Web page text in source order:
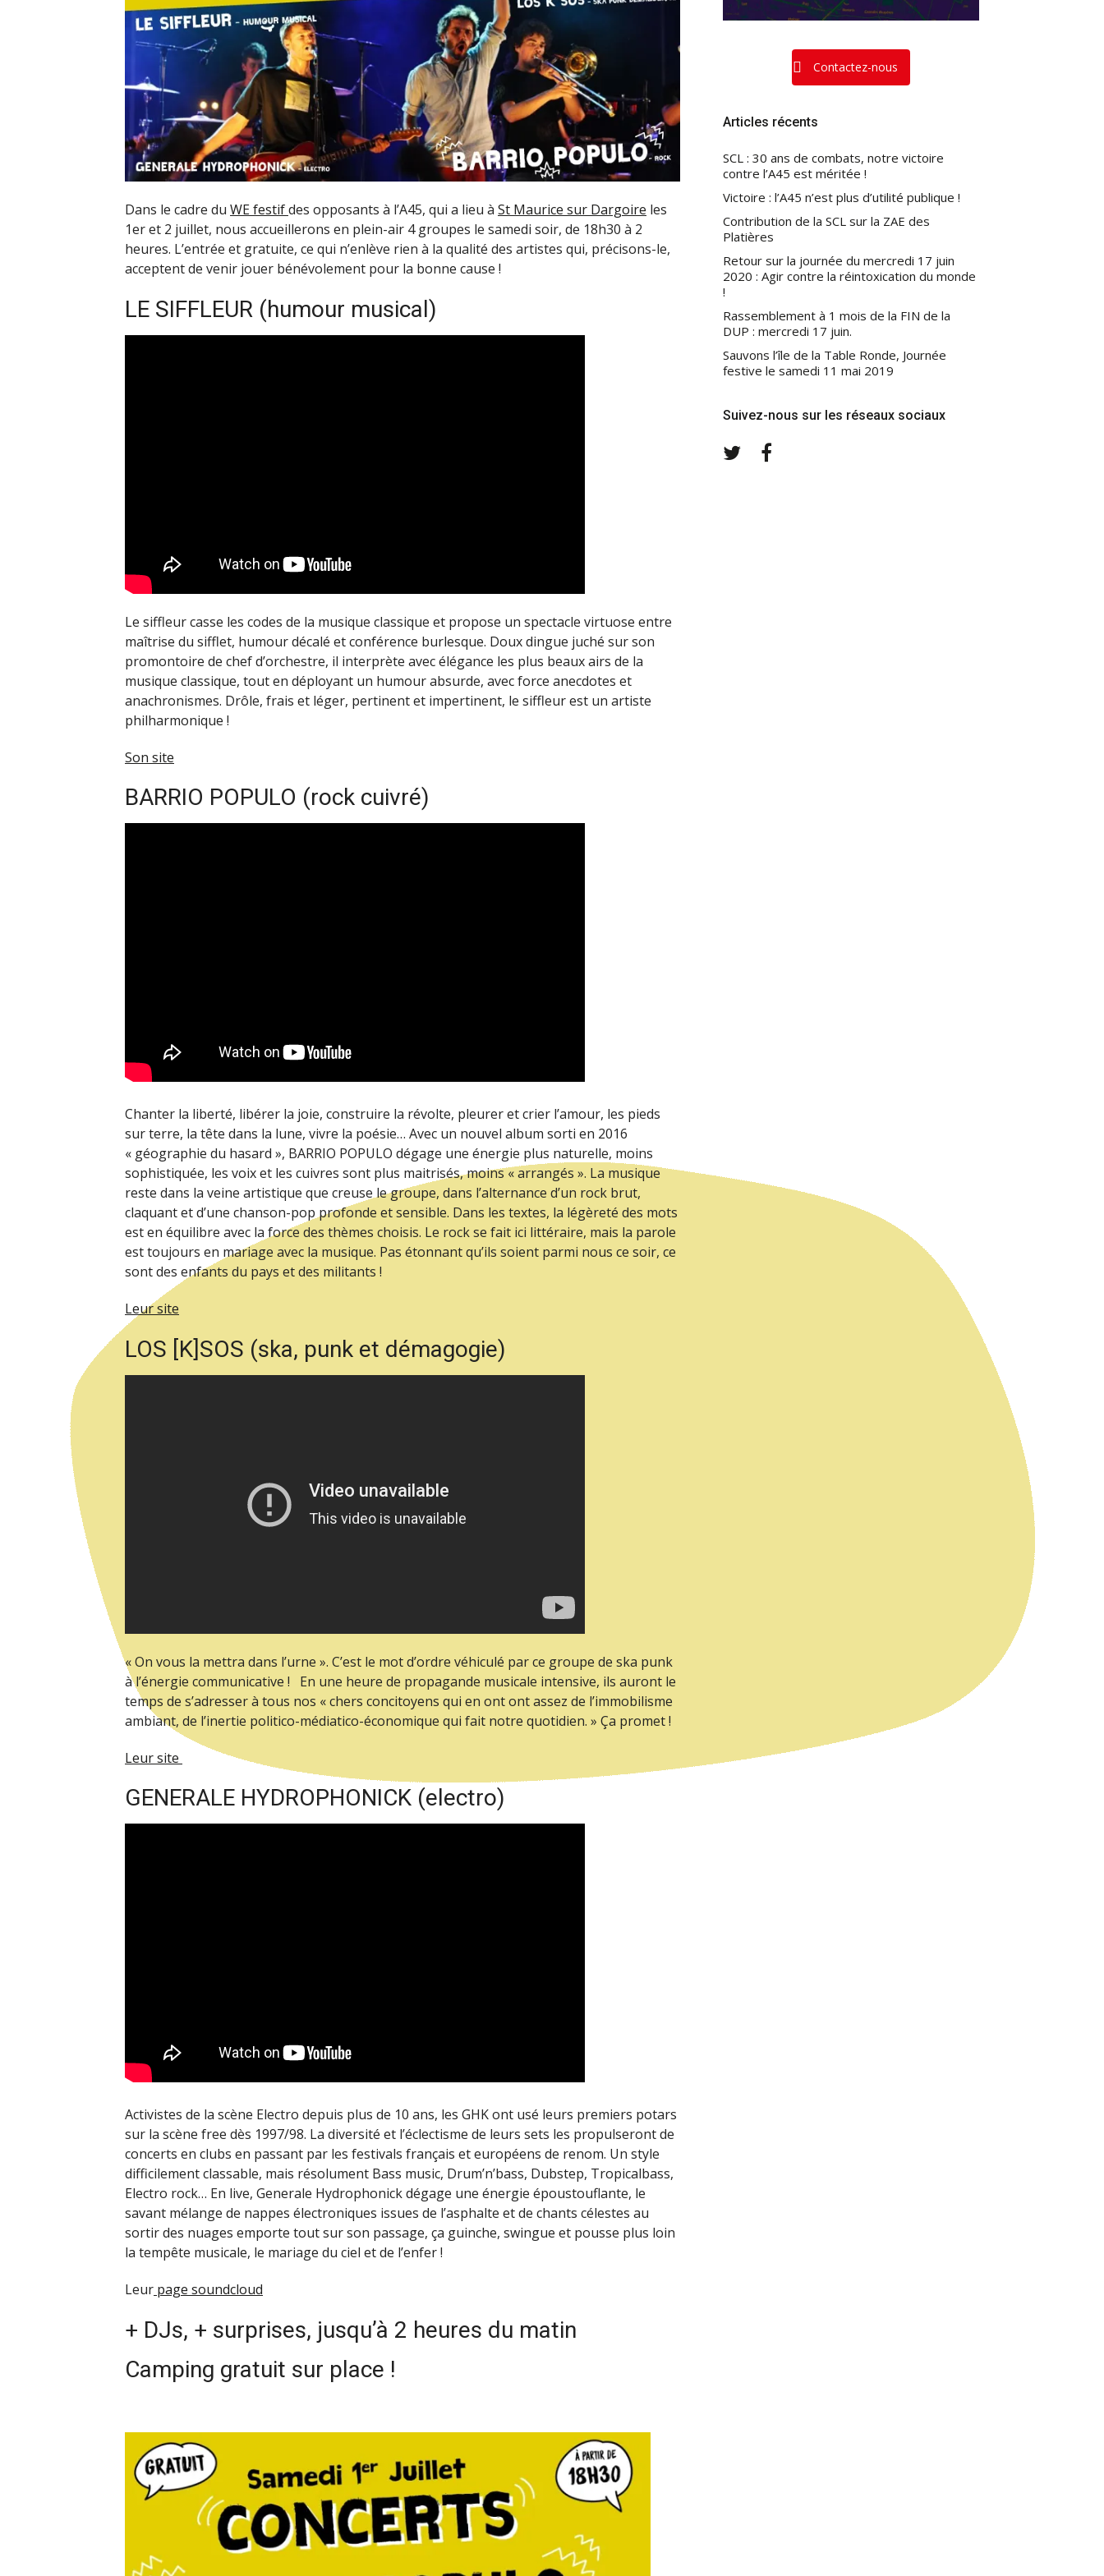
Dans le cadre du WE festifdes opposants à l’A45, qui a lieu à St Maurice sur Dargoire les
1er et 2 juillet, nous accueillerons en plein-air 4 groupes le samedi soir, de 18h30 à 2
heures. L’entrée et gratuite, ce qui n’enlève rien à la qualité des artistes qui, précisons-le,
acceptent de venir jouer bénévolement pour la bonne cause !
LE SIFFLEUR (humour musical)
Le siffleur casse les codes de la musique classique et propose un spectacle virtuose entre
maîtrise du sifflet, humour décalé et conférence burlesque. Doux dingue juché sur son
promontoire de chef d’orchestre, il interprète avec élégance les plus beaux airs de la
musique classique, tout en déployant un humour absurde, avec force anecdotes et
anachronismes. Drôle, frais et léger, pertinent et impertinent, le siffleur est un artiste
philharmonique !
Son site
BARRIO POPULO (rock cuivré)
Chanter la liberté, libérer la joie, construire la révolte, pleurer et crier l’amour, les pieds
sur terre, la tête dans la lune, vivre la poésie… Avec un nouvel album sorti en 2016
« géographie du hasard », BARRIO POPULO dégage une énergie plus naturelle, moins
sophistiquée, les voix et les cuivres sont plus maitrisés, moins « arrangés ». La musique
reste dans la veine artistique que creuse le groupe, dans l’alternance d’un rock brut,
claquant et d’une chanson-pop profonde et sensible. Dans les textes, la légèreté des mots
est en équilibre avec la force des thèmes choisis. Le rock se fait ici littéraire, mais la parole
est toujours en mariage avec la musique. Pas étonnant qu’ils soient parmi nous ce soir, ce
sont des enfants du pays et des militants !
Leur site
LOS [K]SOS (ska, punk et démagogie)
« On vous la mettra dans l’urne ». C’est le mot d’ordre véhiculé par ce groupe de ska punk
à l’énergie communicative ! En une heure de propagande musicale intensive, ils auront le
temps de s’adresser à tous nos « chers concitoyens qui en ont ont assez de l’immobilisme
ambiant, de l’inertie politico-médiatico-économique qui fait notre quotidien. » Ça promet !
Leur site
GENERALE HYDROPHONICK (electro)
Activistes de la scène Electro depuis plus de 10 ans, les GHK ont usé leurs premiers potars
sur la scène free dès 1997/98. La diversité et l’éclectisme de leurs sets les propulseront de
concerts en clubs en passant par les festivals français et européens de renom. Un style
difficilement classable, mais résolument Bass music, Drum’n’bass, Dubstep, Tropicalbass,
Electro rock… En live, Generale Hydrophonick dégage une énergie époustouflante, le
savant mélange de nappes électroniques issues de l’asphalte et de chants célestes au
sortir des nuages emporte tout sur son passage, ça guinche, swingue et pousse plus loin
la tempête musicale, le mariage du ciel et de l’enfer !
Leur page soundcloud
+ DJs, + surprises, jusqu’à 2 heures du matin
Camping gratuit sur place !
Contactez-nous
Articles récents
SCL : 30 ans de combats, notre victoire
contre l’A45 est méritée !
Victoire : l’A45 n’est plus d’utilité publique !
Contribution de la SCL sur la ZAE des
Platières
Retour sur la journée du mercredi 17 juin
2020 : Agir contre la réintoxication du monde
!
Rassemblement à 1 mois de la FIN de la
DUP : mercredi 17 juin.
Sauvons l’île de la Table Ronde, Journée
festive le samedi 11 mai 2019
Suivez-nous sur les réseaux sociaux
Twitter